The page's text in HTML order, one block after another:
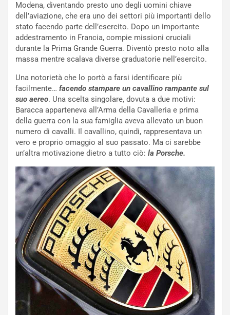
Modena, diventando presto uno degli uomini chiave
dell’aviazione, che era uno dei settori più importanti dello
stato facendo parte dell’esercito. Dopo un importante
addestramento in Francia, compie missioni cruciali
durante la Prima Grande Guerra. Diventò presto noto alla
massa mentre scalava diverse graduatorie nell’esercito.
Una notorietà che lo portò a farsi identificare più
facilmente… facendo stampare un cavallino rampante sul
suo aereo. Una scelta singolare, dovuta a due motivi:
Baracca apparteneva all’Arma della Cavalleria e prima
della guerra con la sua famiglia aveva allevato un buon
numero di cavalli. Il cavallino, quindi, rappresentava un
vero e proprio omaggio al suo passato. Ma ci sarebbe
un’altra motivazione dietro a tutto ciò: la Porsche.
NOTIZIE
N
s
a
n
Q
q